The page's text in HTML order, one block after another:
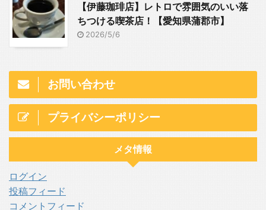
【伊藤珈琲店】レトロで雰囲気のいい落
ちつける喫茶店！【愛知県蒲郡市】
2026/5/6
お問い合わせ
プライバシーポリシー
メタ情報
ログイン
投稿フィード
コメントフィード